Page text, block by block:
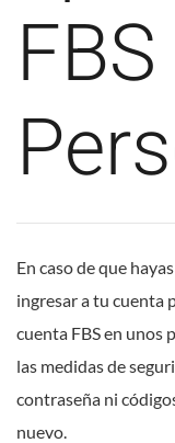
En caso de que
ingresar a tu cuenta
cuenta FBS en unos
las medidas de
contraseña ni
nuevo.